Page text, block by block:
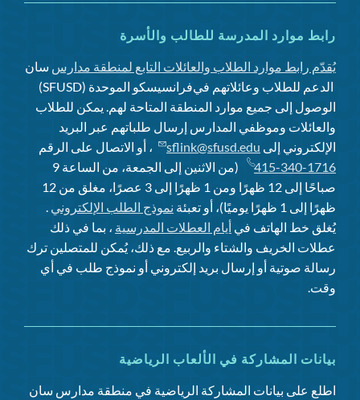
رابط موارد المدرسة للطالب والأسرة
يُقدّم رابط موارد الطلاب والعائلات التابع لمنطقة مدارس سان
فرانسيسكو الموحدة (SFUSD)الدعم للطلاب وعائلاتهم في
الوصول إلى جميع موارد المنطقة المتاحة لهم. يمكن للطلاب
والعائلات وموظفي المدارس إرسال طلباتهم عبر البريد
الإلكتروني إلى sflink@sfusd.edu
، أو الاتصال على الرقم
415-340-1716
(من الاثنين إلى الجمعة، من الساعة 9
صباحًا إلى 12 ظهرًا ومن 1 ظهرًا إلى 3 عصرًا، مغلق من 12
ظهرًا إلى 1 ظهرًا يوميًا)، أو تعبئة
نموذج الطلب الإلكتروني .
يُغلق خط الهاتف في أيام العطلات المدرسية ، بما في ذلك
عطلات الخريف والشتاء والربيع. مع ذلك، يُمكن للمتصلين ترك
رسالة صوتية أو إرسال بريد إلكتروني أو نموذج طلب في أي
وقت.
بيانات المشاركة في الألعاب الرياضية
اطلع على بيانات المشاركة الرياضية في منطقة مدارس سان